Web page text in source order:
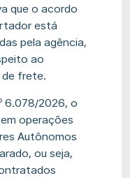
que o acordo
está
pela agência,
ao
de frete.
6.078/2026, o
operações
Autônomos
ou seja,